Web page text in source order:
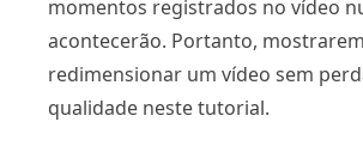
momentos registrados no vídeo
acontecerão. Portanto,
redimensionar um vídeo sem
qualidade neste tutorial.